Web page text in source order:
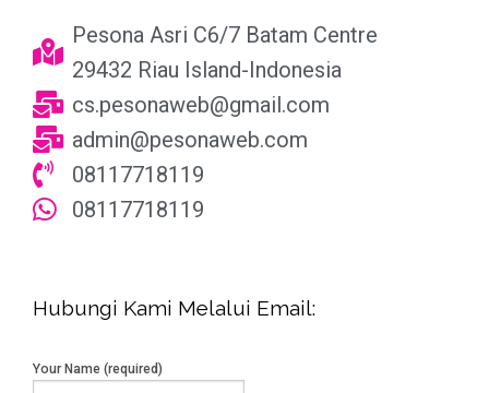
Pesona Asri C6/7 Batam Centre
29432 Riau Island-Indonesia
cs.pesonaweb@gmail.com
admin@pesonaweb.com
08117718119
08117718119
Hubungi Kami Melalui Email:
Your Name (required)